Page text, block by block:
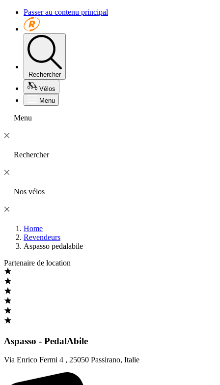
Passer au contenu principal
Rechercher
Vélos
Menu
Menu
Rechercher
Nos vélos
Home
Revendeurs
Aspasso pedalabile
Partenaire de location
Aspasso - PedalAbile
Via Enrico Fermi 4 , 25050 Passirano, Italie